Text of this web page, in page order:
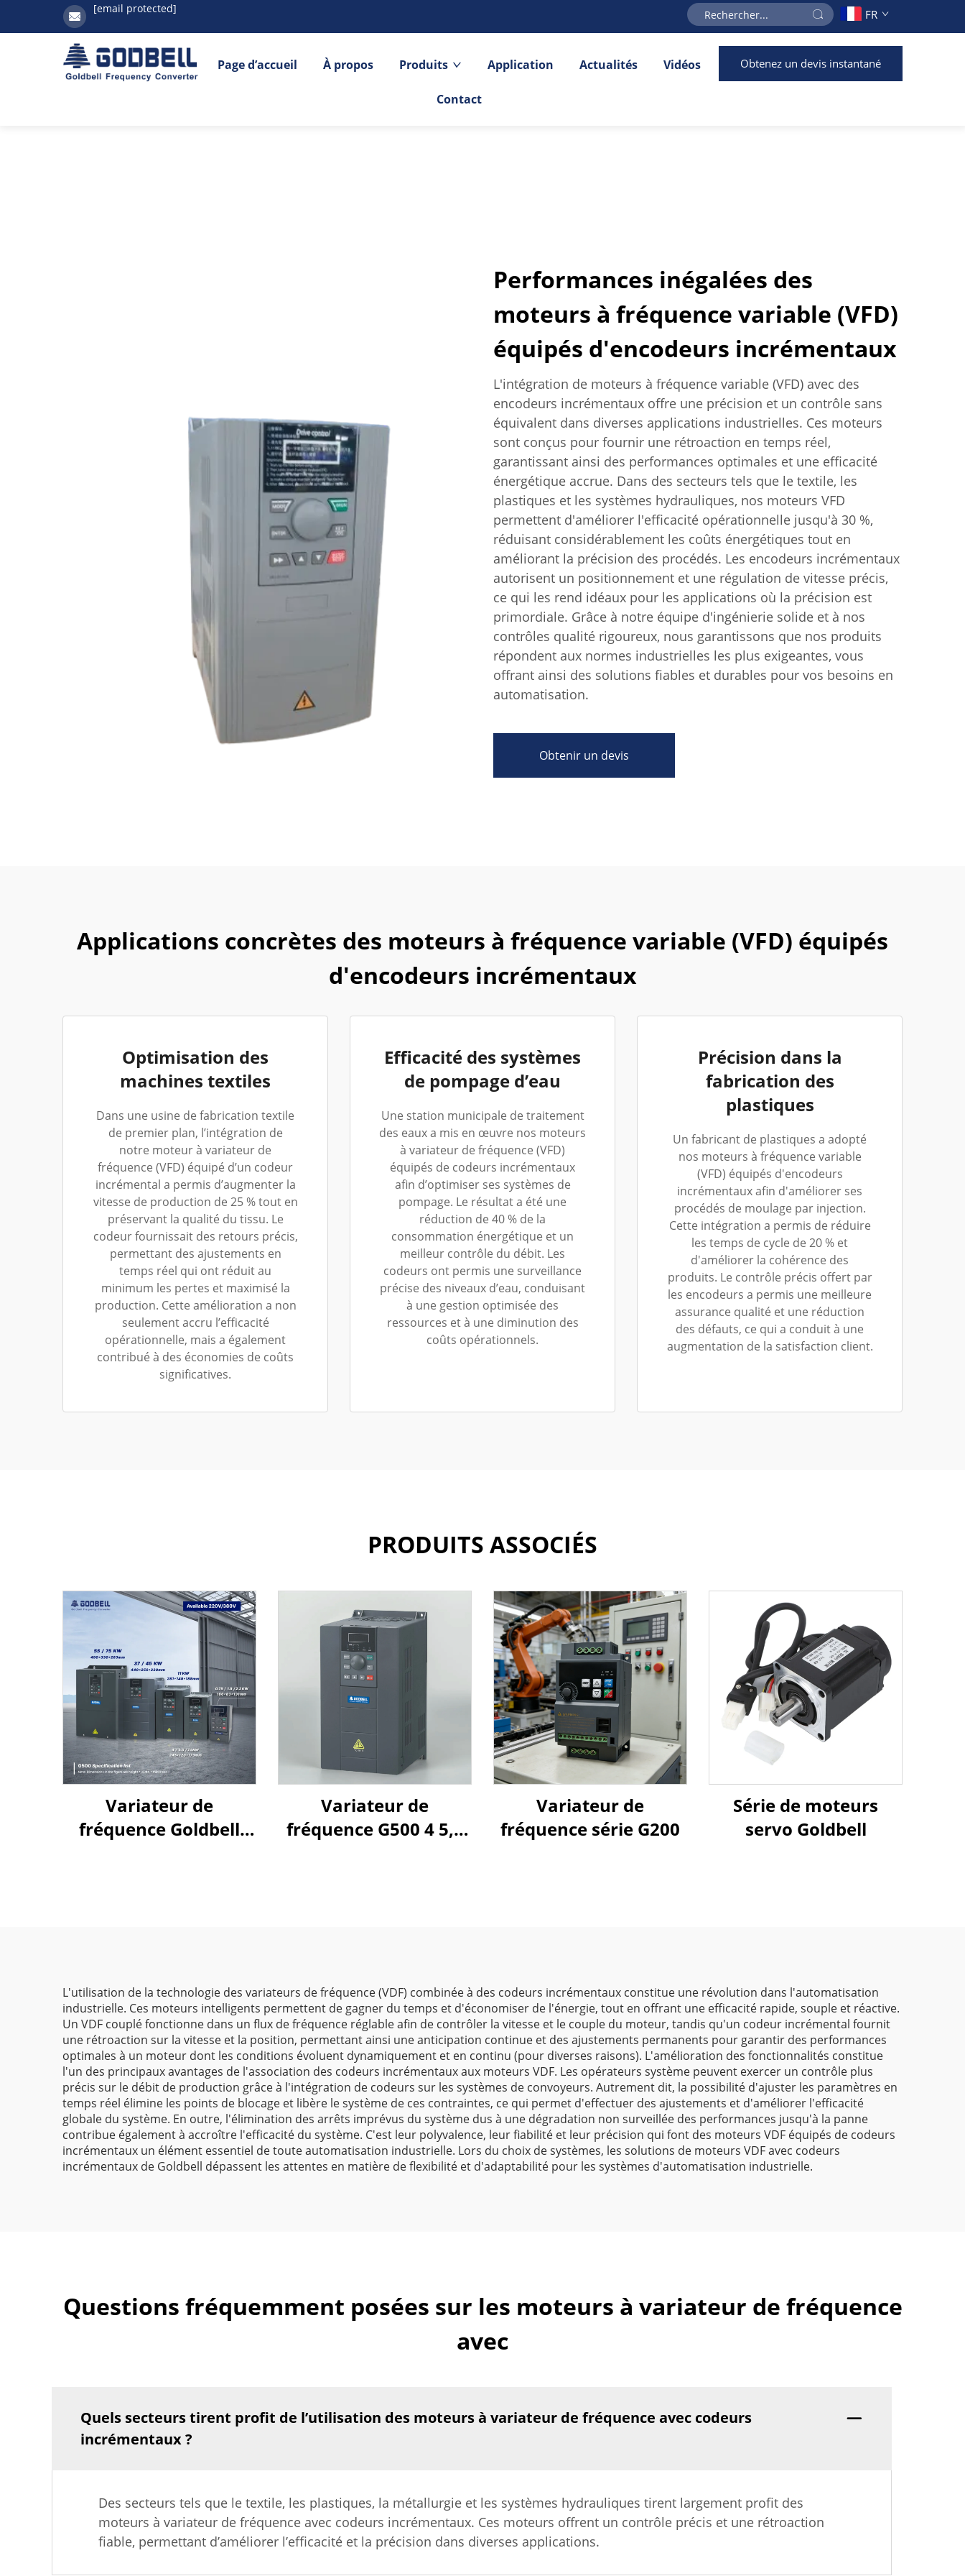
[email protected] FR
Page d’accueil À propos Produits Application Actualités Vidéos
Contact
Obtenez un devis instantané
Performances inégalées des
moteurs à fréquence variable (VFD)
équipés d'encodeurs incrémentaux
L'intégration de moteurs à fréquence variable (VFD) avec des
encodeurs incrémentaux offre une précision et un contrôle sans
équivalent dans diverses applications industrielles. Ces moteurs
sont conçus pour fournir une rétroaction en temps réel,
garantissant ainsi des performances optimales et une efficacité
énergétique accrue. Dans des secteurs tels que le textile, les
plastiques et les systèmes hydrauliques, nos moteurs VFD
permettent d'améliorer l'efficacité opérationnelle jusqu'à 30 %,
réduisant considérablement les coûts énergétiques tout en
améliorant la précision des procédés. Les encodeurs incrémentaux
autorisent un positionnement et une régulation de vitesse précis,
ce qui les rend idéaux pour les applications où la précision est
primordiale. Grâce à notre équipe d'ingénierie solide et à nos
contrôles qualité rigoureux, nous garantissons que nos produits
répondent aux normes industrielles les plus exigeantes, vous
offrant ainsi des solutions fiables et durables pour vos besoins en
automatisation.
Obtenir un devis
Applications concrètes des moteurs à fréquence variable (VFD) équipés
d'encodeurs incrémentaux
Optimisation des
machines textiles
Dans une usine de fabrication textile
de premier plan, l’intégration de
notre moteur à variateur de
fréquence (VFD) équipé d’un codeur
incrémental a permis d’augmenter la
vitesse de production de 25 % tout en
préservant la qualité du tissu. Le
codeur fournissait des retours précis,
permettant des ajustements en
temps réel qui ont réduit au
minimum les pertes et maximisé la
production. Cette amélioration a non
seulement accru l’efficacité
opérationnelle, mais a également
contribué à des économies de coûts
significatives.
Efficacité des systèmes
de pompage d’eau
Une station municipale de traitement
des eaux a mis en œuvre nos moteurs
à variateur de fréquence (VFD)
équipés de codeurs incrémentaux
afin d’optimiser ses systèmes de
pompage. Le résultat a été une
réduction de 40 % de la
consommation énergétique et un
meilleur contrôle du débit. Les
codeurs ont permis une surveillance
précise des niveaux d’eau, conduisant
à une gestion optimisée des
ressources et à une diminution des
coûts opérationnels.
Précision dans la
fabrication des
plastiques
Un fabricant de plastiques a adopté
nos moteurs à fréquence variable
(VFD) équipés d'encodeurs
incrémentaux afin d'améliorer ses
procédés de moulage par injection.
Cette intégration a permis de réduire
les temps de cycle de 20 % et
d'améliorer la cohérence des
produits. Le contrôle précis offert par
les encodeurs a permis une meilleure
assurance qualité et une réduction
des défauts, ce qui a conduit à une
augmentation de la satisfaction client.
PRODUITS ASSOCIÉS
Variateur de
fréquence Goldbell
Variateur de
fréquence G500 4 5,5
Variateur de
fréquence série G200
Série de moteurs
servo Goldbell
L'utilisation de la technologie des variateurs de fréquence (VDF) combinée à des codeurs incrémentaux constitue une révolution dans l'automatisation
industrielle. Ces moteurs intelligents permettent de gagner du temps et d'économiser de l'énergie, tout en offrant une efficacité rapide, souple et réactive.
Un VDF couplé fonctionne dans un flux de fréquence réglable afin de contrôler la vitesse et le couple du moteur, tandis qu'un codeur incrémental fournit
une rétroaction sur la vitesse et la position, permettant ainsi une anticipation continue et des ajustements permanents pour garantir des performances
optimales à un moteur dont les conditions évoluent dynamiquement et en continu (pour diverses raisons). L'amélioration des fonctionnalités constitue
l'un des principaux avantages de l'association des codeurs incrémentaux aux moteurs VDF. Les opérateurs système peuvent exercer un contrôle plus
précis sur le débit de production grâce à l'intégration de codeurs sur les systèmes de convoyeurs. Autrement dit, la possibilité d'ajuster les paramètres en
temps réel élimine les points de blocage et libère le système de ces contraintes, ce qui permet d'effectuer des ajustements et d'améliorer l'efficacité
globale du système. En outre, l'élimination des arrêts imprévus du système dus à une dégradation non surveillée des performances jusqu'à la panne
contribue également à accroître l'efficacité du système. C'est leur polyvalence, leur fiabilité et leur précision qui font des moteurs VDF équipés de codeurs
incrémentaux un élément essentiel de toute automatisation industrielle. Lors du choix de systèmes, les solutions de moteurs VDF avec codeurs
incrémentaux de Goldbell dépassent les attentes en matière de flexibilité et d'adaptabilité pour les systèmes d'automatisation industrielle.
Questions fréquemment posées sur les moteurs à variateur de fréquence
avec
Quels secteurs tirent profit de l’utilisation des moteurs à variateur de fréquence avec codeurs
incrémentaux ?
Des secteurs tels que le textile, les plastiques, la métallurgie et les systèmes hydrauliques tirent largement profit des
moteurs à variateur de fréquence avec codeurs incrémentaux. Ces moteurs offrent un contrôle précis et une rétroaction
fiable, permettant d’améliorer l’efficacité et la précision dans diverses applications.